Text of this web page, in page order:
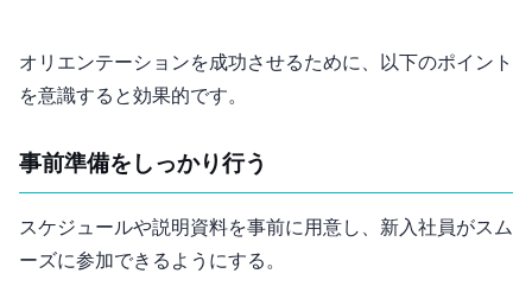
オリエンテーションを成功させるために、以下のポイント
を意識すると効果的です。
事前準備をしっかり行う
スケジュールや説明資料を事前に用意し、新入社員がスム
ーズに参加できるようにする。